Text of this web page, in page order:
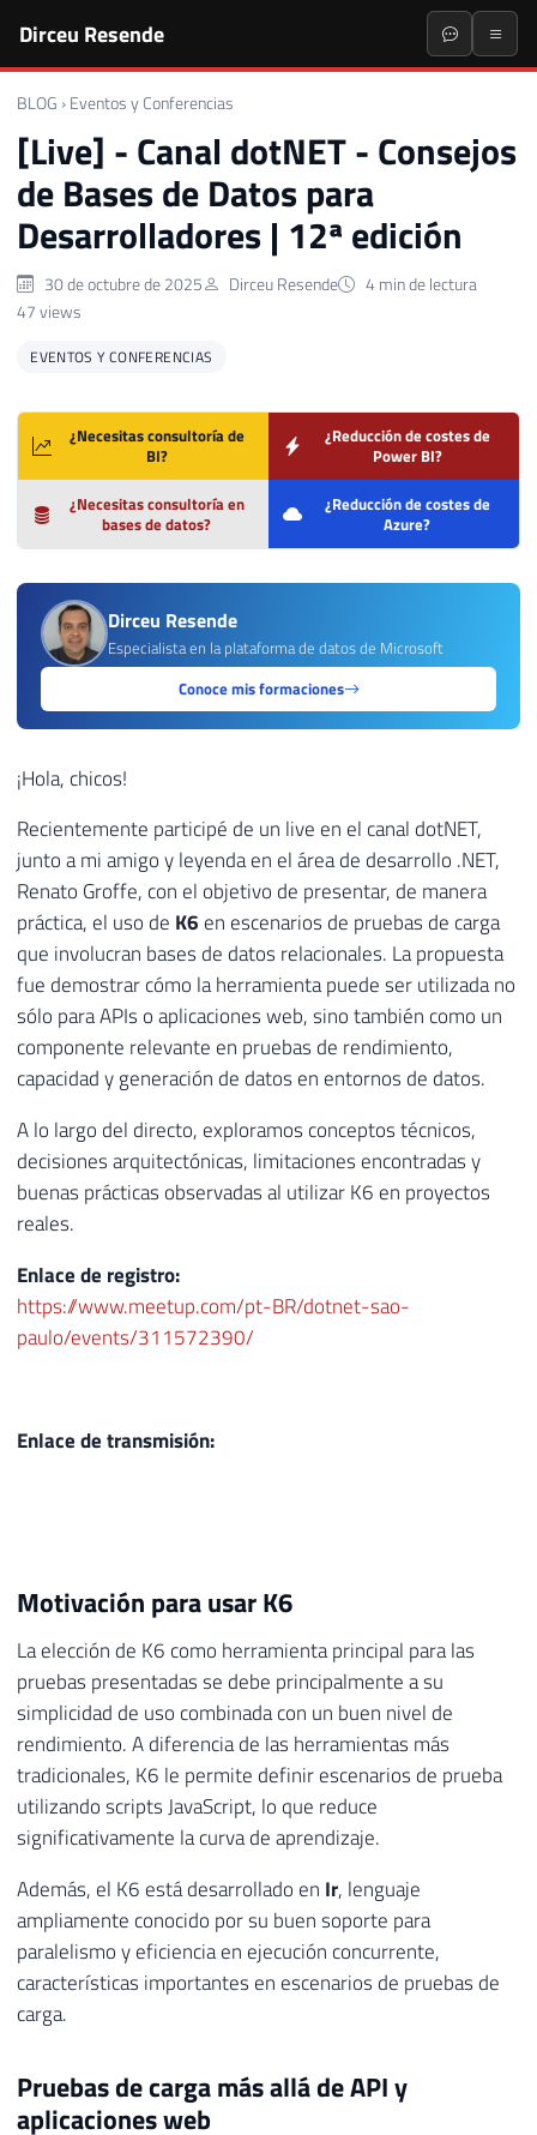
Dirceu Resende
BLOG › Eventos y Conferencias
[Live] - Canal dotNET - Consejos
de Bases de Datos para
Desarrolladores | 12ª edición
30 de octubre de 2025 Dirceu Resende
4 min de lectura
47 views
EVENTOS Y CONFERENCIAS
¿Necesitas consultoría de
BI?
¿Reducción de costes de
Power BI?
¿Necesitas consultoría en
bases de datos?
¿Reducción de costes de
Azure?
Dirceu Resende
Especialista en la plataforma de datos de Microsoft
Conoce mis formaciones
¡Hola, chicos!
Recientemente participé de un live en el canal dotNET,
junto a mi amigo y leyenda en el área de desarrollo .NET,
Renato Groffe, con el objetivo de presentar, de manera
práctica, el uso de K6 en escenarios de pruebas de carga
que involucran bases de datos relacionales. La propuesta
fue demostrar cómo la herramienta puede ser utilizada no
sólo para APIs o aplicaciones web, sino también como un
componente relevante en pruebas de rendimiento,
capacidad y generación de datos en entornos de datos.
A lo largo del directo, exploramos conceptos técnicos,
decisiones arquitectónicas, limitaciones encontradas y
buenas prácticas observadas al utilizar K6 en proyectos
reales.
Enlace de registro:
https://www.meetup.com/pt-BR/dotnet-sao-
paulo/events/311572390/
Enlace de transmisión:
Motivación para usar K6
La elección de K6 como herramienta principal para las
pruebas presentadas se debe principalmente a su
simplicidad de uso combinada con un buen nivel de
rendimiento. A diferencia de las herramientas más
tradicionales, K6 le permite definir escenarios de prueba
utilizando scripts JavaScript, lo que reduce
significativamente la curva de aprendizaje.
Además, el K6 está desarrollado en Ir, lenguaje
ampliamente conocido por su buen soporte para
paralelismo y eficiencia en ejecución concurrente,
características importantes en escenarios de pruebas de
carga.
Pruebas de carga más allá de API y
aplicaciones web